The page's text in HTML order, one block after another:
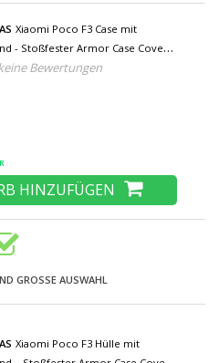
Xiaomi Poco F3 Case mit
- Stoßfester Armor Case Cover
Bewertungen
HINZUFÜGEN
GROSSE AUSWAHL
Xiaomi Poco F3 Hülle mit